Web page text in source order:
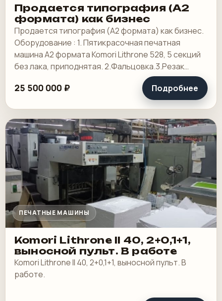
Продается типография (А2
формата) как бизнес
Продается типография (А2 формата) как бизнес.
Оборудование : 1. Пятикрасочная печатная
машина А2 формата Komori Lithrone 528, 5 секций
без лака, приподнятая. 2.Фальцовка.3.Резак
4.КБС, 5. Ламинотор, СТР. Погрузчик.
25 500 000 ₽ Подробнее
ПЕЧАТНЫЕ МАШИНЫ
Komori Lithrone II 40, 2+0,1+1,
выносной пульт. В работе
Komori Lithrone II 40, 2+0,1+1, выносной пульт. В
работе.